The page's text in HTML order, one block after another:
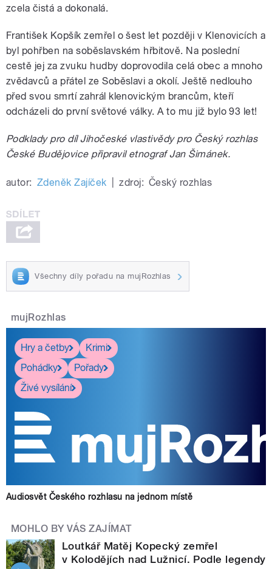
zcela čistá a dokonalá.
František Kopšík zemřel o šest let později v Klenovicích a
byl pohřben na soběslavském hřbitově. Na poslední
cestě jej za zvuku hudby doprovodila celá obec a mnoho
zvědavců a přátel ze Soběslavi a okolí. Ještě nedlouho
před svou smrtí zahrál klenovickým brancům, kteří
odcházeli do první světové války. A to mu již bylo 93 let!
Podklady pro díl Jihočeské vlastivědy pro Český rozhlas
České Budějovice připravil etnograf Jan Šimánek.
autor: Zdeněk Zajíček zdroj: Český rozhlas
Všechny díly pořadu na mujRozhlas
mujRozhlas
Hry a četby
Krimi
Pohádky
Pořady
Živé vysílání
Audiosvět Českého rozhlasu na jednom místě
MOHLO BY VÁS ZAJÍMAT
Loutkář Matěj Kopecký zemřel
v Kolodějích nad Lužnicí. Podle legendy